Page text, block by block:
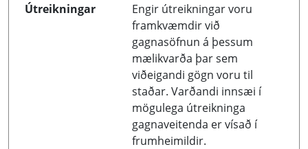
Útreikningar
Engir útreikningar voru
framkvæmdir við
gagnasöfnun á þessum
mælikvarða þar sem
viðeigandi gögn voru til
staðar. Varðandi innsæi í
mögulega útreikninga
gagnaveitenda er vísað í
frumheimildir.